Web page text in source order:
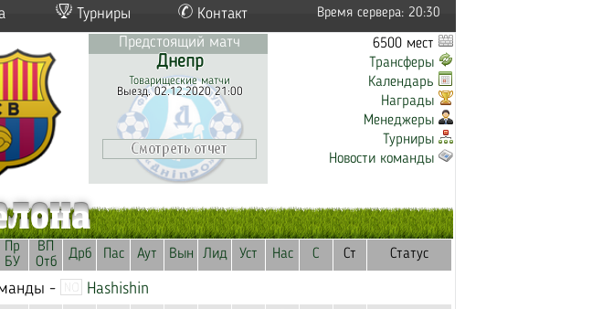
Турниры Контакт Время сервера: 20:30
Предстоящий матч
Днепр
Товарищеские матчи
Выезд. 02.12.2020 21:00
6500 мест
Трансферы
Календарь
Награды
Менеджеры
Турниры
Новости команды
Пр
БУ
ВП
Отб
Дрб Пас Аут Вын Лид Уст Нас С Ст Статус
- Hashishin